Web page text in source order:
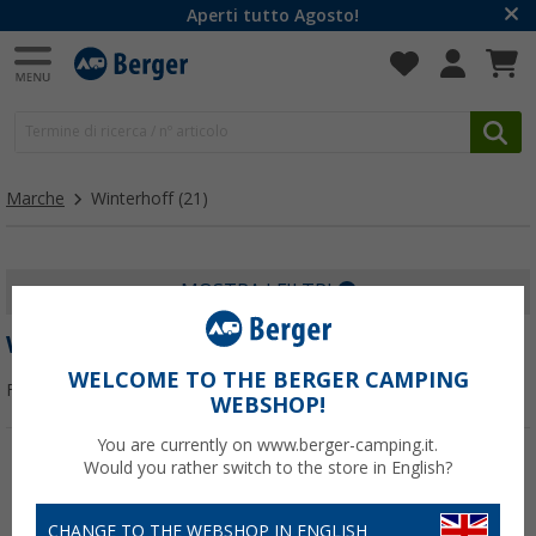
Aperti tutto Agosto!
Marche Winterhoff (21)
MOSTRA I FILTRI
WINTERHOFF
Filtrare per:
-7%
WELCOME TO THE BERGER CAMPING
WEBSHOP!
You are currently on www.berger-camping.it.
Would you rather switch to the store in English?
CHANGE TO THE WEBSHOP IN ENGLISH